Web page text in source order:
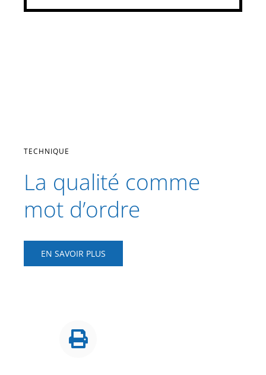
TECHNIQUE
La qualité comme
mot d’ordre
EN SAVOIR PLUS